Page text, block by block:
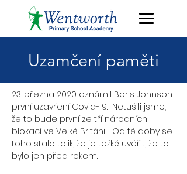
Uzamčení paměti
23. března 2020 oznámil Boris Johnson
první uzavření Covid-19. Netušili jsme,
že to bude první ze tří národních
blokací ve Velké Británii. Od té doby se
toho stalo tolik, že je těžké uvěřit, že to
bylo jen před rokem.